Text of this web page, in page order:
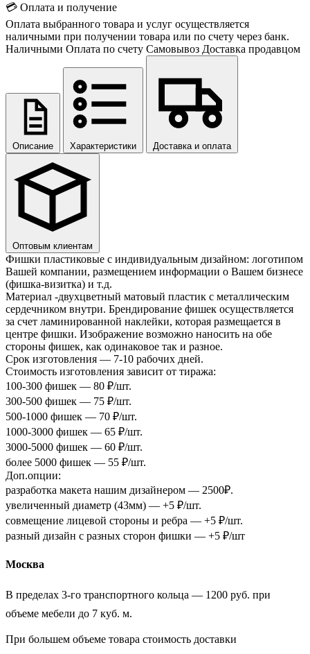
💳 Оплата и получение
Оплата выбранного товара и услуг осуществляется
наличными при получении товара или по счету через банк.
Наличными Оплата по счету Самовывоз Доставка продавцом
Описание Характеристики Доставка и оплата
Оптовым клиентам
Фишки пластиковые с индивидуальным дизайном: логотипом
Вашей компании, размещением информации о Вашем бизнесе
(фишка-визитка) и т.д.
Материал -двухцветный матовый пластик с металлическим
сердечником внутри. Брендирование фишек осуществляется
за счет ламинированной наклейки, которая размещается в
центре фишки. Изображение возможно наносить на обе
стороны фишек, как одинаковое так и разное.
Срок изготовления — 7-10 рабочих дней.
Стоимость изготовления зависит от тиража:
100-300 фишек — 80 ₽/шт.
300-500 фишек — 75 ₽/шт.
500-1000 фишек — 70 ₽/шт.
1000-3000 фишек — 65 ₽/шт.
3000-5000 фишек — 60 ₽/шт.
более 5000 фишек — 55 ₽/шт.
Доп.опции:
разработка макета нашим дизайнером — 2500₽.
увеличенный диаметр (43мм) — +5 ₽/шт.
совмещение лицевой стороны и ребра — +5 ₽/шт.
разный дизайн с разных сторон фишки — +5 ₽/шт
Москва
В пределах 3-го транспортного кольца — 1200 руб. при
объеме мебели до 7 куб. м.
При большем объеме товара стоимость доставки